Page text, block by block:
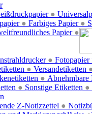
●
● Farbiges Papier ●
Papier ●
●
● Versandetiketten
● Abnehmbare
● Sonstige Etiketten ●
Z-Notizzettel ●